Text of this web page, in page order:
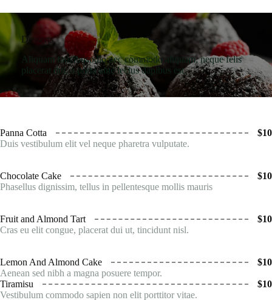
Desserts
Aliquam faucibusodio nec commodo aliquam, neque felis
placerat dui, a porta ante lectus dapibus est.
Panna Cotta
$10
Duis vestibulum elit vel neque pharetra vulputate.
Chocolate Cake
$10
Phasellus dignissim, tellus in pellentesque mollis mauris
Fruit and Almond Tart
$10
Cras eu elit congue, placerat dui ut, tincidunt nisl.
Lemon And Almond Cake
$10
Aenean sed nibh a magna posuere tempor.
Tiramisu
$10
Vestibulum commodo sapien non elit porttitor vitae.